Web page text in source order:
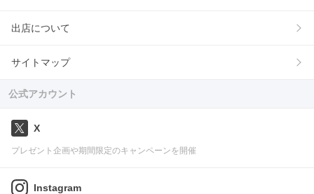
出店について
サイトマップ
公式アカウント
X
プレゼント企画や期間限定のキャンペーンを開催
Instagram